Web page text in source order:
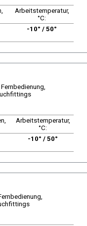
Arbeitstemperatur,
°C:
-10° / 50°
Arbeitstemperatur,
°C:
-10° / 50°